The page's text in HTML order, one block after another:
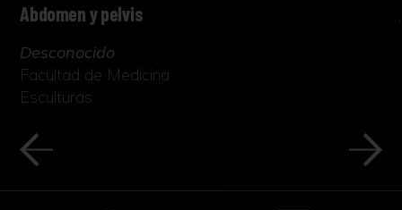
Abdomen y pelvis
Desconocido
Facultad de Medicina
Esculturas